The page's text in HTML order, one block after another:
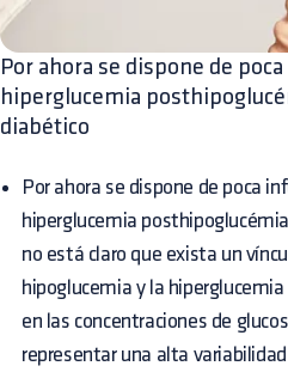
Por ahora se dispone de
hiperglucemia
diabético
Por ahora se dispone de poca
hiperglucemia
no está claro que exista un
hipoglucemia y la
en las concentraciones de
representar una alta